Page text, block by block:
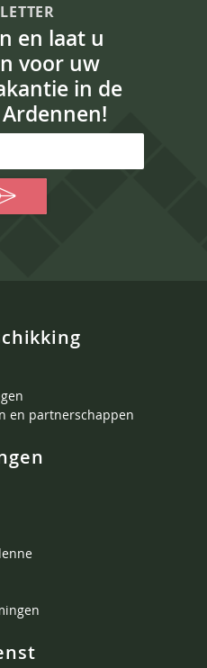
en laat u
voor uw
in de
en partnerschappen